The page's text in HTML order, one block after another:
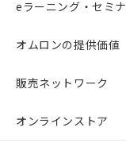
eラーニング・セミナ
オムロンの提供価値
販売ネットワーク
オンラインストア